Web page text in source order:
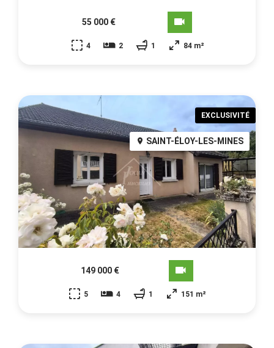
55 000 €
4 2 1 84 m²
SAINT-ÉLOY-LES-MINES
149 000 €
5 4 1 151 m²
EXCLUSIVITÉ